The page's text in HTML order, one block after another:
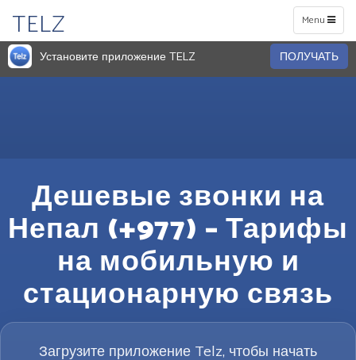
Toggle
navigation
Menu
TELZ
Установите приложение TELZ ПОЛУЧАТЬ
Дешевые звонки на
Непал (+977) – Тарифы
на мобильную и
стационарную связь
Загрузите приложение Telz, чтобы начать